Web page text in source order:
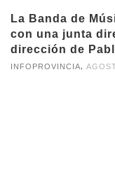
La Banda de
con una junta
dirección de
INFOPROVINCIA